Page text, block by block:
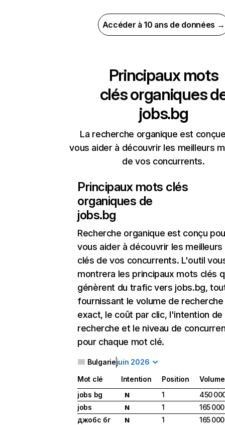
Accéder à 10 ans de données →
Principaux mots
clés organiques
jobs.bg
La recherche organique est
vous aider à découvrir les meilleurs
de vos concurrents.
Principaux mots clés
organiques de
jobs.bg
Recherche organique est conçu
vous aider à découvrir les
clés de vos concurrents. L'outil
montrera les principaux mots clés
génèrent du trafic vers jobs.bg,
fournissant le volume de recherche
exact, le coût par clic, l'intention de
recherche et le niveau de
pour chaque mot clé.
Bulgariejuin 2026
Mot clé Intention Position
Volume
jobs bg
N 1
450
jobs
N 1
165 000
джобс бг
N 1
165 000